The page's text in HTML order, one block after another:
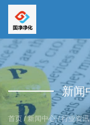
全国服务热
19157616862
全国服务热线
15669159195
新闻
首页 /新闻中心 /行业资讯